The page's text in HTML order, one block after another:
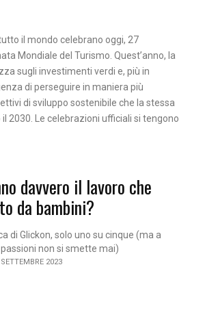
il mondo celebrano oggi, 27
Mondiale del Turismo. Quest’anno, la
sugli investimenti verdi e, più in
di perseguire in maniera più
di sviluppo sostenibile che la stessa
2030. Le celebrazioni ufficiali si tengono
davvero il lavoro che
da bambini?
di Glickon, solo uno su cinque (ma a
non si smette mai)
2023